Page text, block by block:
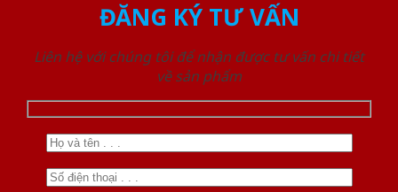
ĐĂNG KÝ TƯ VẤN
Liên hệ với chúng tôi để nhận được tư vấn chi tiết
về sản phẩm